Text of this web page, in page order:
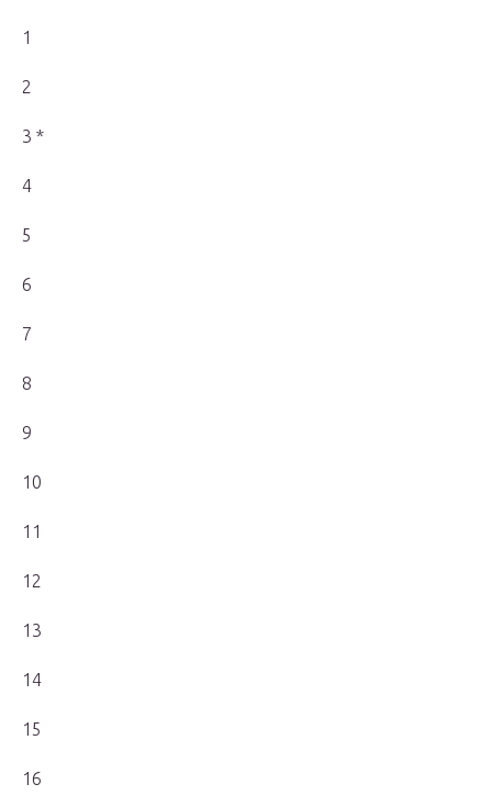
1
2
3 *
4
5
6
7
8
9
10
11
12
13
14
15
16